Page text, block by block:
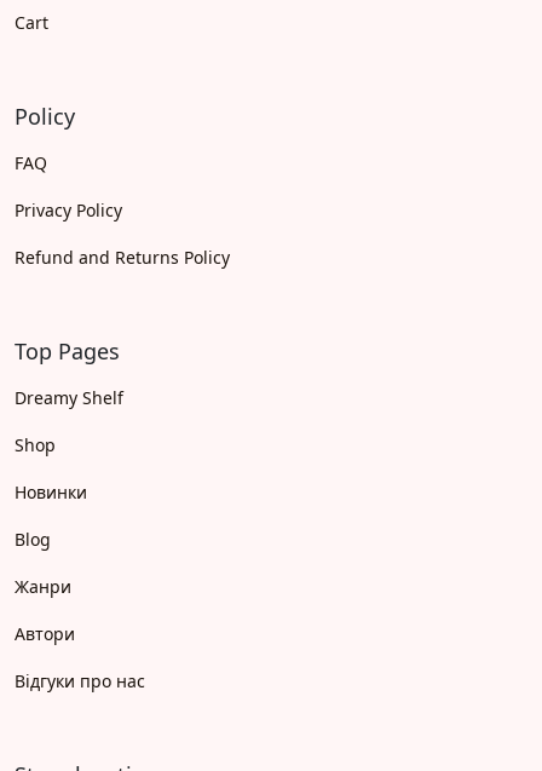
Cart
Policy
FAQ
Privacy Policy
Refund and Returns Policy
Top Pages
Dreamy Shelf
Shop
Новинки
Blog
Жанри
Автори
Відгуки про нас